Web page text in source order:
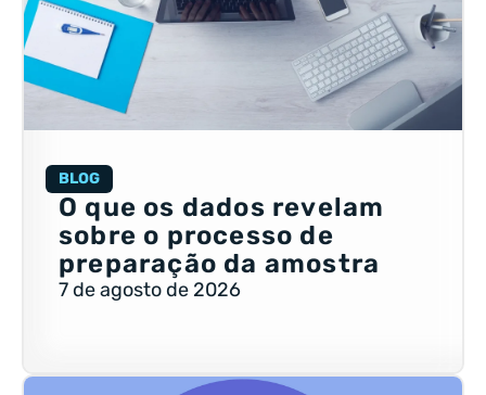
BLOG
O que os dados revelam
sobre o processo de
preparação da amostra
7 de agosto de 2026